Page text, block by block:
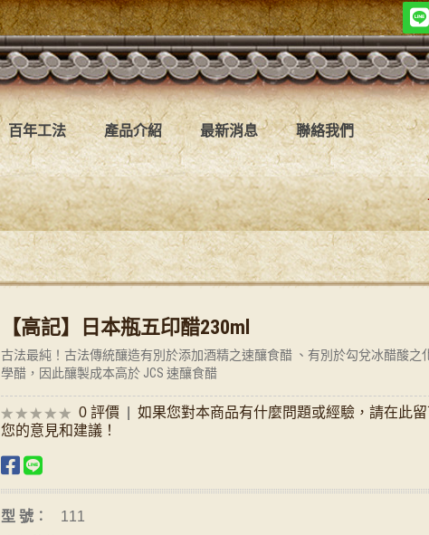
百年工法 產品介紹 最新消息 聯絡我們
【高記】日本瓶五印醋230ml
古法最純！古法傳統釀造有別於添加酒精之速釀食醋 、有別於勾兌冰醋酸之
學醋，因此釀製成本高於 JCS 速釀食醋
0 評價 |如果您對本商品有什麼問題或經驗，請在此
您的意見和建議！
型 號︰
111